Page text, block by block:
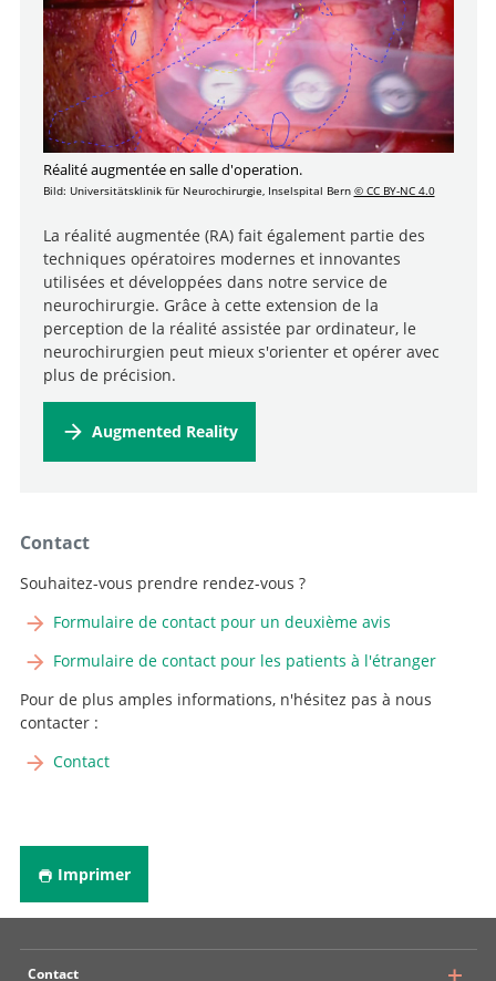
Réalité augmentée en salle d'operation.
Bild: Universitätsklinik für Neurochirurgie, Inselspital Bern © CC BY-NC 4.0
La réalité augmentée (RA) fait également partie des
techniques opératoires modernes et innovantes
utilisées et développées dans notre service de
neurochirurgie. Grâce à cette extension de la
perception de la réalité assistée par ordinateur, le
neurochirurgien peut mieux s'orienter et opérer avec
plus de précision.
Augmented Reality
Contact
Souhaitez-vous prendre rendez-vous ?
Formulaire de contact pour un deuxième avis
Formulaire de contact pour les patients à l'étranger
Pour de plus amples informations, n'hésitez pas à nous
contacter :
Contact
Imprimer
Contact